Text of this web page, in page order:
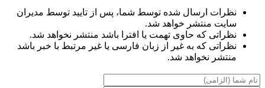
نظرات ارسال شده توسط شما، پس از تایید توسط مدیران
سایت منتشر خواهد شد.
نظراتی که حاوی تهمت یا افترا باشد منتشر نخواهد شد.
نظراتی که به غیر از زبان فارسی یا غیر مرتبط با خبر باشد
منتشر نخواهد شد.